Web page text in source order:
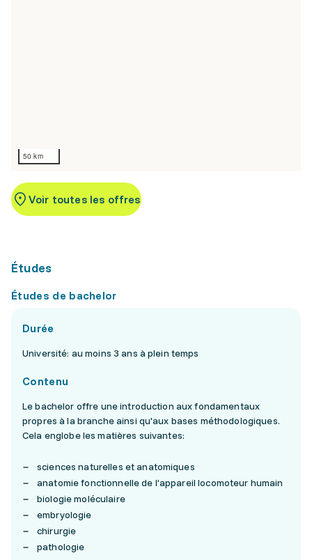
50 km
Voir toutes les offres
Études
Études de bachelor
Durée
Université: au moins 3 ans à plein temps
Contenu
Le bachelor offre une introduction aux fondamentaux
propres à la branche ainsi qu'aux bases méthodologiques.
Cela englobe les matières suivantes:
sciences naturelles et anatomiques
anatomie fonctionnelle de l’appareil locomoteur humain
biologie moléculaire
embryologie
chirurgie
pathologie